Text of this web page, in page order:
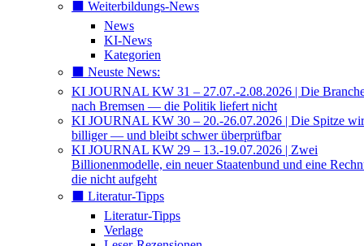
⬛️ Weiterbildungs-News
News
KI-News
Kategorien
⬛️ Neuste News:
KI JOURNAL KW 31 – 27.07.-2.08.2026 | Die
nach Bremsen — die Politik liefert nicht
KI JOURNAL KW 30 – 20.-26.07.2026 | Die Spitze
billiger — und bleibt schwer überprüfbar
KI JOURNAL KW 29 – 13.-19.07.2026 | Zwei
Billionenmodelle, ein neuer Staatenbund und eine
die nicht aufgeht
⬛️ Literatur-Tipps
Literatur-Tipps
Verlage